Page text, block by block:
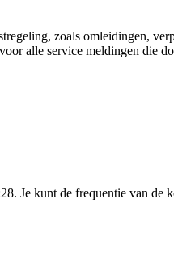
zoals omleidingen,
alle service meldingen die
Je kunt de frequentie van de